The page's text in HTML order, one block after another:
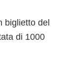
biglietto del
di 1000